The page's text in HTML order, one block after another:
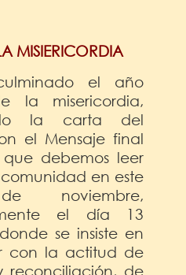
MISIERICORDIA
el año
la misericordia,
la carta del
el Mensaje final
debemos leer
en este
noviembre,
el día 13
se insiste en
con la actitud de
reconciliación, de